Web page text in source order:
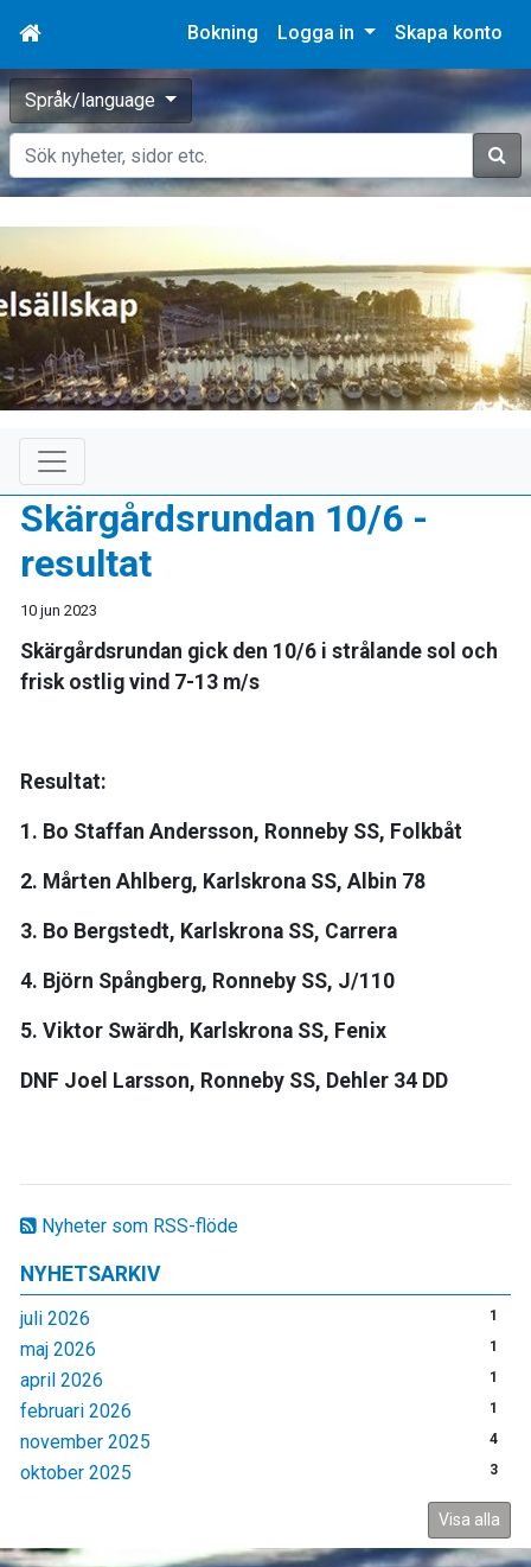
Bokning Logga in Skapa konto
Språk/language
Sök
Nyheter som RSS-flöde
NYHETSARKIV
juli 2026 1
maj 2026 1
april 2026 1
februari 2026 1
november 2025 4
oktober 2025 3
Visa alla
Skärgårdsrundan 10/6 -
resultat
10 jun 2023
Skärgårdsrundan gick den 10/6 i strålande sol och
frisk ostlig vind 7-13 m/s
Resultat:
1. Bo Staffan Andersson, Ronneby SS, Folkbåt
2. Mårten Ahlberg, Karlskrona SS, Albin 78
3. Bo Bergstedt, Karlskrona SS, Carrera
4. Björn Spångberg, Ronneby SS, J/110
5. Viktor Swärdh, Karlskrona SS, Fenix
DNF Joel Larsson, Ronneby SS, Dehler 34 DD